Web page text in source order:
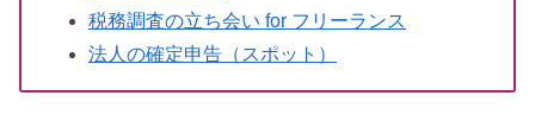
税務調査の立ち会い for フリーランス
法人の確定申告（スポット）